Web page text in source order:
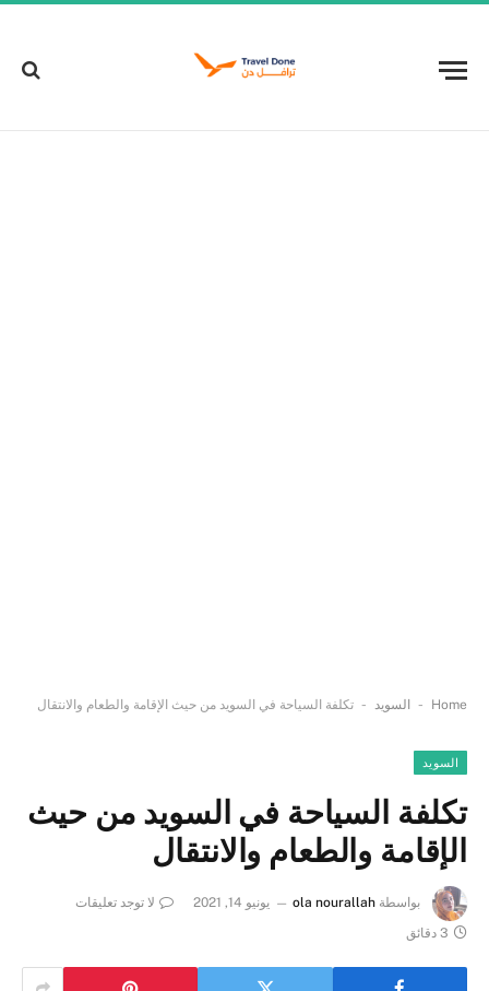
Home
- السويد - تكلفة السياحة في السويد من حيث الإقامة والطعام والانتقال
السويد
تكلفة السياحة في السويد من حيث
الإقامة والطعام والانتقال
بواسطة ola nourallah يونيو 14, 2021
لا توجد تعليقات
3 دقائق